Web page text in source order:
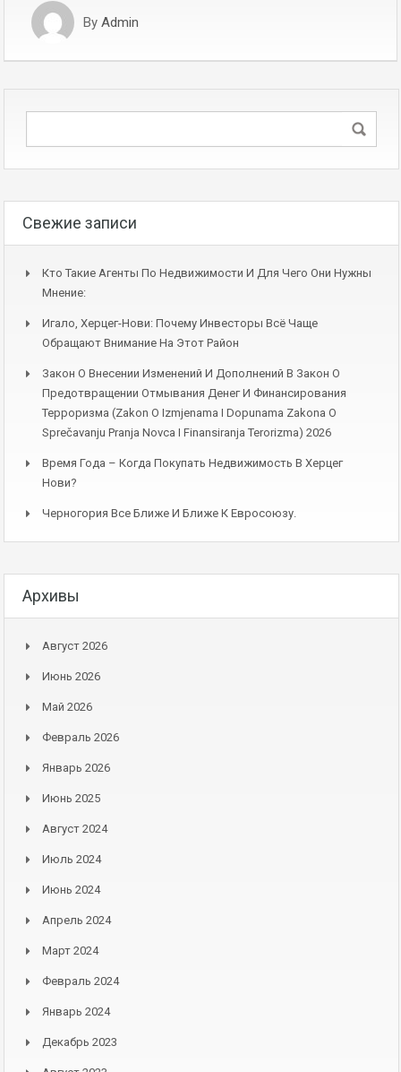
By Admin
Свежие записи
Кто Такие Агенты По Недвижимости И Для Чего Они Нужны
Мнение:
Игало, Херцег-Нови: Почему Инвесторы Всё Чаще
Обращают Внимание На Этот Район
Закон О Внесении Изменений И Дополнений В Закон О
Предотвращении Отмывания Денег И Финансирования
Терроризма (Zakon O Izmjenama I Dopunama Zakona O
Sprečavanju Pranja Novca I Finansiranja Terorizma) 2026
Время Года – Когда Покупать Недвижимость В Херцег
Нови?
Черногория Все Ближе И Ближе К Евросоюзу.
Архивы
Август 2026
Июнь 2026
Май 2026
Февраль 2026
Январь 2026
Июнь 2025
Август 2024
Июль 2024
Июнь 2024
Апрель 2024
Март 2024
Февраль 2024
Январь 2024
Декабрь 2023